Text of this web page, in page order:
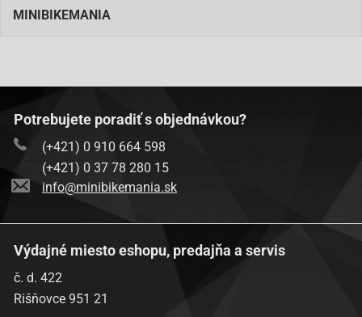
MINIBIKEMANIA
Potrebujete poradiť s objednávkou?
(+421) 0 910 664 598
(+421) 0 37 78 280 15
info@minibikemania.sk
Výdajné miesto eshopu, predajňa a servis
č. d. 422
Rišňovce 951 21